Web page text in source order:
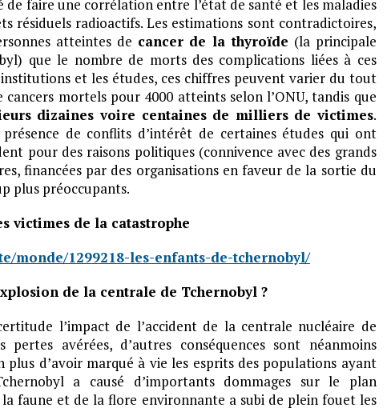
faire une corrélation entre l’état de santé et les maladies
résiduels radioactifs. Les estimations sont contradictoires,
atteintes de cancer de la thyroïde (la principale
que le nombre de morts des complications liées à ces
et les études, ces chiffres peuvent varier du tout
mortels pour 4000 atteints selon l’ONU, tandis que
dizaines voire centaines de milliers de victimes.
de conflits d’intérêt de certaines études qui ont
pour des raisons politiques (connivence avec des grands
financées par des organisations en faveur de la sortie du
plus préoccupants.
victimes de la catastrophe
monde/1299218-les-enfants-de-tchernobyl/
de la centrale de Tchernobyl ?
l’impact de l’accident de la centrale nucléaire de
avérées, d’autres conséquences sont néanmoins
plus d’avoir marqué à vie les esprits des populations ayant
a causé d’importants dommages sur le plan
faune et de la flore environnante a subi de plein fouet les